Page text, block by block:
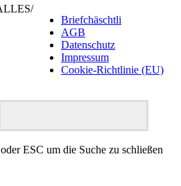
/
Briefchäschtli
AGB
Datenschutz
Impressum
Cookie-Richtlinie (EU)
ESC um die Suche zu schließen